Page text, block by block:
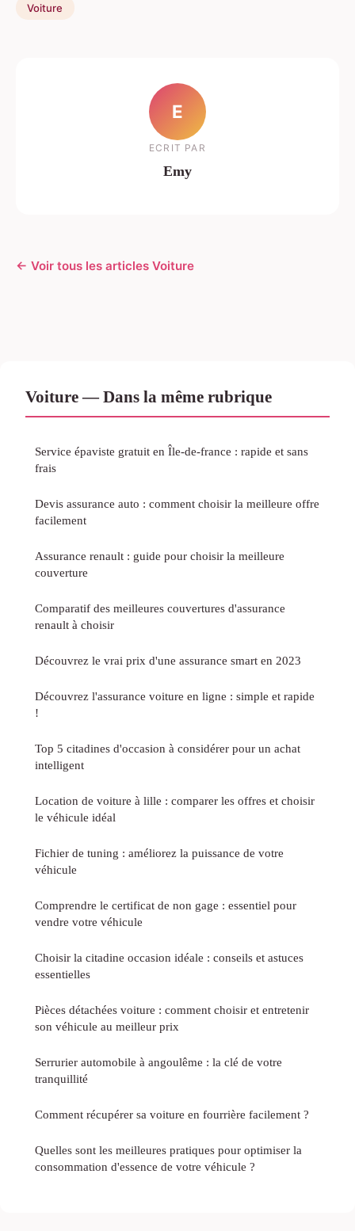
Voiture
E
ECRIT PAR
Emy
← Voir tous les articles Voiture
Voiture — Dans la même rubrique
Service épaviste gratuit en Île-de-france : rapide et sans
frais
Devis assurance auto : comment choisir la meilleure offre
facilement
Assurance renault : guide pour choisir la meilleure
couverture
Comparatif des meilleures couvertures d'assurance
renault à choisir
Découvrez le vrai prix d'une assurance smart en 2023
Découvrez l'assurance voiture en ligne : simple et rapide
!
Top 5 citadines d'occasion à considérer pour un achat
intelligent
Location de voiture à lille : comparer les offres et choisir
le véhicule idéal
Fichier de tuning : améliorez la puissance de votre
véhicule
Comprendre le certificat de non gage : essentiel pour
vendre votre véhicule
Choisir la citadine occasion idéale : conseils et astuces
essentielles
Pièces détachées voiture : comment choisir et entretenir
son véhicule au meilleur prix
Serrurier automobile à angoulême : la clé de votre
tranquillité
Comment récupérer sa voiture en fourrière facilement ?
Quelles sont les meilleures pratiques pour optimiser la
consommation d'essence de votre véhicule ?